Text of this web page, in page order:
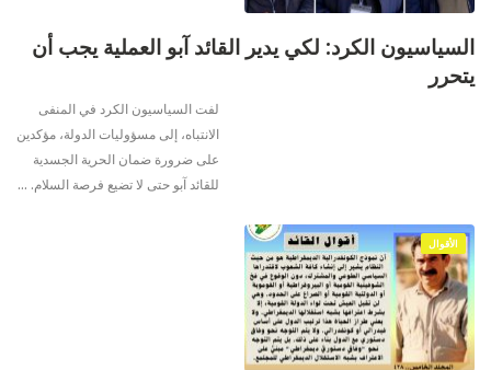
السياسيون الكرد: لكي يدير القائد آبو العملية يجب أن
يتحرر
لفت السياسيون الكرد في المنفى
الانتباه، إلى مسؤوليات الدولة، مؤكدين
على ضرورة ضمان الحرية الجسدية
للقائد آبو حتى لا تضيع فرصة السلام. …
الأقوال